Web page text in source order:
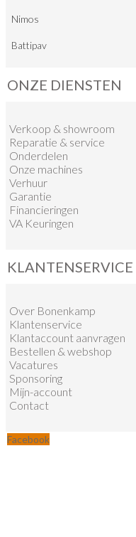
Nimos
Battipav
ONZE DIENSTEN
Verkoop & showroom
Reparatie & service
Onderdelen
Onze machines
Verhuur
Garantie
Financieringen
VA Keuringen
KLANTENSERVICE
Over Bonenkamp
Klantenservice
Klantaccount aanvragen
Bestellen & webshop
Vacatures
Sponsoring
Mijn-account
Contact
Facebook